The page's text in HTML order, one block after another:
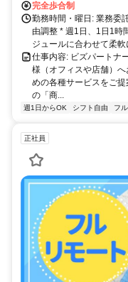
完全歩合制
勤務時間・曜日: 業務委
由調整 * 週1日、1日1時
ジュールに合わせて柔
仕事内容: ビズパート
様（オフィスや店舗）
めの各種サービスをご
の「商...
週1日からOK シフト自由 フ
正社員